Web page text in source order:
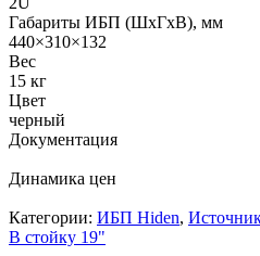
Габариты ИБП (ШхГхВ), мм
440×310×132
Вес
15 кг
Цвет
черный
Документация
Динамика цен
Категории: ИБП Hiden,
В стойку 19"